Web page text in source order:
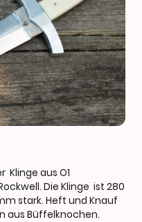
aus O1
Die Klinge ist 280
stark. Heft und Knauf
aus Büffelknochen.